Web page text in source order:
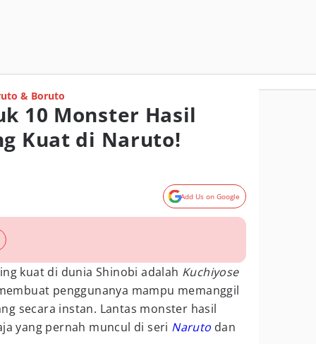
& Boruto
10 Monster Hasil
Kuat di Naruto!
Add Us on Google
kuat di dunia Shinobi adalah Kuchiyose
penggunanya mampu memanggil
secara instan. Lantas monster hasil
yang pernah muncul di seri Naruto dan